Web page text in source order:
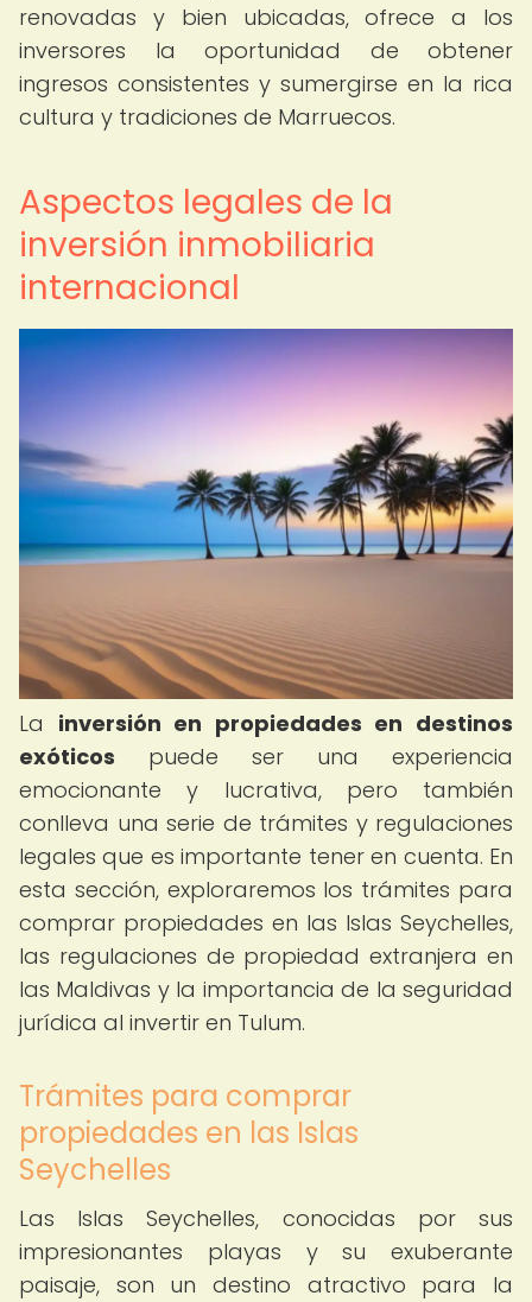
renovadas y bien ubicadas, ofrece a los
inversores la oportunidad de obtener
ingresos consistentes y sumergirse en la rica
cultura y tradiciones de Marruecos.
Aspectos legales de la
inversión inmobiliaria
internacional
La inversión en propiedades en destinos
exóticos puede ser una experiencia
emocionante y lucrativa, pero también
conlleva una serie de trámites y regulaciones
legales que es importante tener en cuenta. En
esta sección, exploraremos los trámites para
comprar propiedades en las Islas Seychelles,
las regulaciones de propiedad extranjera en
las Maldivas y la importancia de la seguridad
jurídica al invertir en Tulum.
Trámites para comprar
propiedades en las Islas
Seychelles
Las Islas Seychelles, conocidas por sus
impresionantes playas y su exuberante
paisaje, son un destino atractivo para la